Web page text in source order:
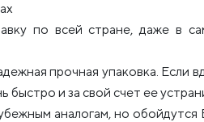
по всей стране, даже в
прочная упаковка. Если
быстро и за свой счет ее
аналогам, но обойдутся